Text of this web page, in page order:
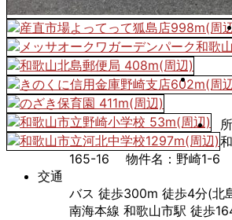
165-16 物件名：野崎1-6
交通
バス 徒歩300m 徒歩4分(北
南海本線 和歌山市駅 徒歩